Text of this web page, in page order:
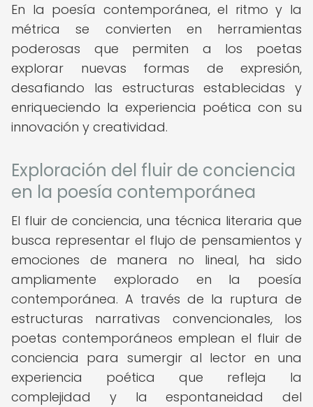
En la poesía contemporánea, el ritmo y la
métrica se convierten en herramientas
poderosas que permiten a los poetas
explorar nuevas formas de expresión,
desafiando las estructuras establecidas y
enriqueciendo la experiencia poética con su
innovación y creatividad.
Exploración del fluir de conciencia
en la poesía contemporánea
El fluir de conciencia, una técnica literaria que
busca representar el flujo de pensamientos y
emociones de manera no lineal, ha sido
ampliamente explorado en la poesía
contemporánea. A través de la ruptura de
estructuras narrativas convencionales, los
poetas contemporáneos emplean el fluir de
conciencia para sumergir al lector en una
experiencia poética que refleja la
complejidad y la espontaneidad del